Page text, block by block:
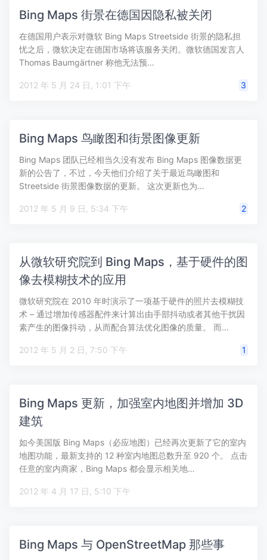
Bing Maps 街景在德国因隐私被关闭
在德国用户表示对微软 Bing Maps Streetside 街景的隐私担
忧之后，微软决定在德国市场将该服务关闭。微软德国发言人
Thomas Baumgärtner 称他无法预…
2012 年 5 月 24 日, 1:01 下午 3
Bing Maps 鸟瞰图和街景图像更新
Bing Maps 团队已经相当久没有发布 Bing Maps 图像数据更
新的公告了，不过，今天他们介绍了关于最近鸟瞰图和
Streetside 街景图像数据的更新。 这次更新也为…
2012 年 5 月 9 日, 5:34 下午 2
从微软研究院到 Bing Maps，基于硬件的图
像去模糊技术的应用
微软研究院在 2010 年时演示了一项基于硬件的照片去模糊技
术 – 通过增加传感器配件来计算出由手部抖动或者其他干扰因
素产生的图像抖动，从而配合算法优化图像的质量。 而…
2012 年 5 月 2 日, 7:50 下午 1
Bing Maps 更新，加强室内地图并增加 3D
建筑
如今美国版 Bing Maps（必应地图）已经再次更新了它的室内
地图功能，最新支持的 12 种室内地图总数升至 920 个。 点击
任意的室内商家，Bing Maps 都会显示相关地…
2012 年 4 月 17 日, 5:10 下午
Bing Maps 与 OpenStreetMap 那些事